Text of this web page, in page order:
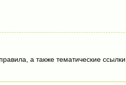
а также тематические